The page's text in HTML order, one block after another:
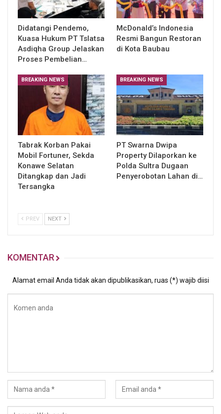
Didatangi Pendemo,
Kuasa Hukum PT Tslatsa
Asdiqha Group Jelaskan
Proses Pembelian…
McDonald’s Indonesia
Resmi Bangun Restoran
di Kota Baubau
BREAKING NEWS
Tabrak Korban Pakai
Mobil Fortuner, Sekda
Konawe Selatan
Ditangkap dan Jadi
Tersangka
BREAKING NEWS
PT Swarna Dwipa
Property Dilaporkan ke
Polda Sultra Dugaan
Penyerobotan Lahan di…
PREV NEXT
KOMENTAR
Alamat email Anda tidak akan dipublikasikan, ruas (*) wajib diisi